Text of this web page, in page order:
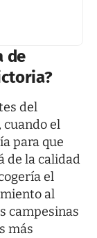
de
del
el
para que
de la calidad
el
al
campesinas
más